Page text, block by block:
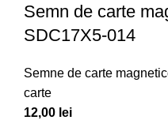
Semn de carte
SDC17X5-014
Semne de carte
carte
12,00 lei